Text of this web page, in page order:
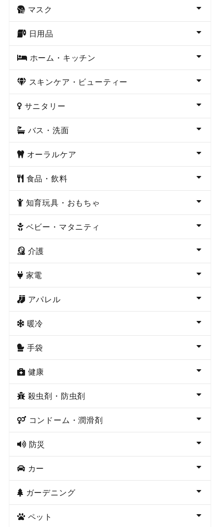
マスク
日用品
ホーム・キッチン
スキンケア・ビューティー
サニタリー
バス・洗面
オーラルケア
食品・飲料
知育玩具・おもちゃ
ベビー・マタニティ
介護
家電
アパレル
暖冷
手袋
健康
殺虫剤・防虫剤
コンドーム・潤滑剤
防災
カー
ガーデニング
ペット